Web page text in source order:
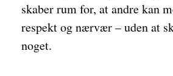
skaber rum for, at andre kan
respekt og nærvær – uden at
noget.